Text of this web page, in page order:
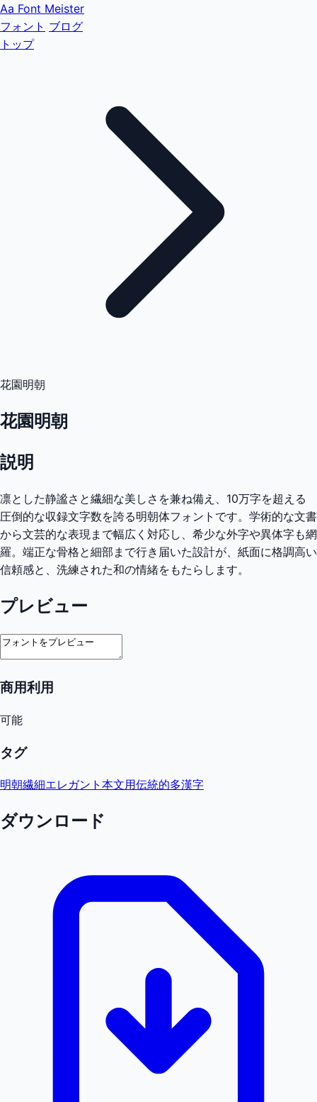
Aa Font Meister
フォント ブログ
トップ
花園明朝
花園明朝
説明
凛とした静謐さと繊細な美しさを兼ね備え、10万字を超える
圧倒的な収録文字数を誇る明朝体フォントです。学術的な文書
から文芸的な表現まで幅広く対応し、希少な外字や異体字も網
羅。端正な骨格と細部まで行き届いた設計が、紙面に格調高い
信頼感と、洗練された和の情緒をもたらします。
プレビュー
商用利用
可能
タグ
明朝繊細エレガント 本文用伝統的多漢字
ダウンロード